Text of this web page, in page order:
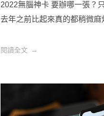
2022無腦神卡 要辦哪一張？
去年之前比起來真的都稍微麻
閱讀全文